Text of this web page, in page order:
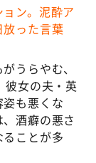
ン。泥酔ア
った言葉
うらやむ、
彼女の夫・英
も悪くな
酒癖の悪さ
ことが多